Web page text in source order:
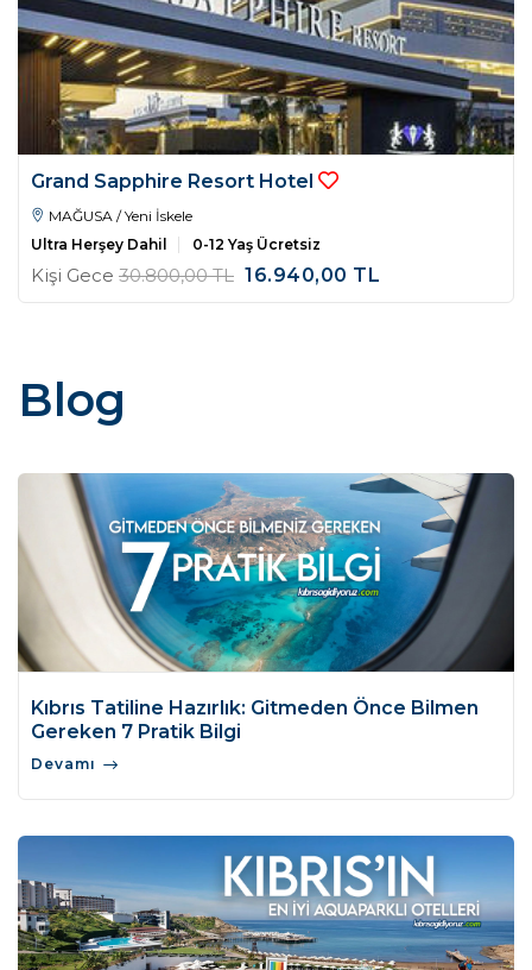
Grand Sapphire Resort Hotel
MAĞUSA / Yeni İskele
Ultra Herşey Dahil
0-12 Yaş Ücretsiz
Kişi Gece 30.800,00TL 16.940,00 TL
Blog
Kıbrıs Tatiline Hazırlık: Gitmeden Önce Bilmen
Gereken 7 Pratik Bilgi
Devamı